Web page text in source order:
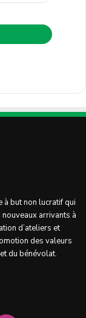
à but non lucratif qui
arrivants à
d’ateliers et
des valeurs
du bénévolat.